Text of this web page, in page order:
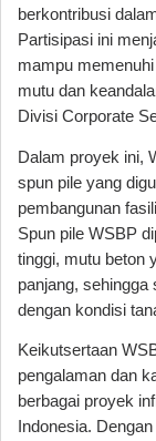
berkontribusi
Partisipasi ini
mampu
mutu dan
Divisi Corporate
Dalam proyek ini,
spun pile yang
pembangunan
Spun pile WSBP
tinggi, mutu beton
panjang,
dengan kondisi
Keikutsertaan
pengalaman dan
berbagai proyek
Indonesia.